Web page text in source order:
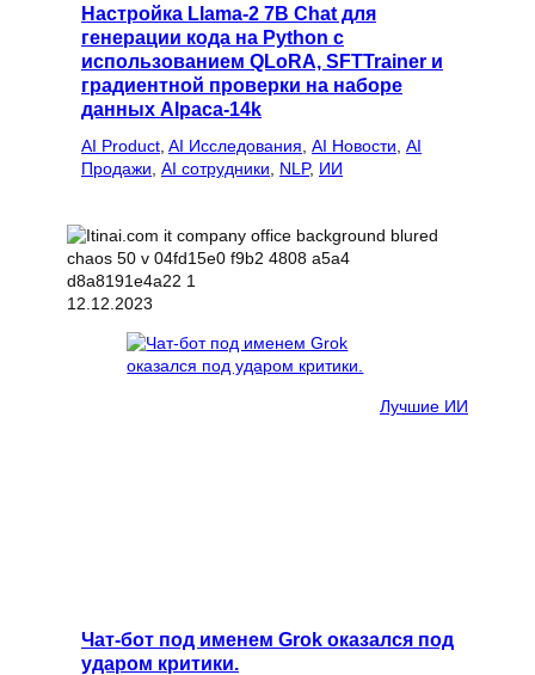
Настройка Llama-2 7B Chat для
генерации кода на Python с
использованием QLoRA, SFTTrainer и
градиентной проверки на наборе
данных Alpaca-14k
AI Product AI Исследования AI Новости AI
Продажи AI сотрудники NLP, ИИ
12.12.2023
Лучшие ИИ
Чат-бот под именем Grok оказался под
ударом критики.